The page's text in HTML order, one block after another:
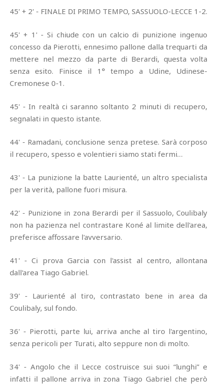
45' + 2' - FINALE DI PRIMO TEMPO, SASSUOLO-LECCE 1-2.
45' + 1' - Si chiude con un calcio di punizione ingenuo
concesso da Pierotti, ennesimo pallone dalla trequarti da
mettere nel mezzo da parte di Berardi, questa volta
senza esito. Finisce il 1° tempo a Udine, Udinese-
Cremonese 0-1.
45' - In realtà ci saranno soltanto 2 minuti di recupero,
segnalati in questo istante.
44' - Ramadani, conclusione senza pretese. Sarà corposo
il recupero, spesso e volentieri siamo stati fermi…
43' - La punizione la batte Laurienté, un altro specialista
per la verità, pallone fuori misura.
42' - Punizione in zona Berardi per il Sassuolo, Coulibaly
non ha pazienza nel contrastare Koné al limite dell'area,
preferisce affossare l'avversario.
41' - Ci prova Garcia con l'assist al centro, allontana
dall'area Tiago Gabriel.
39' - Laurienté al tiro, contrastato bene in area da
Coulibaly, sul fondo.
36' - Pierotti, parte lui, arriva anche al tiro l'argentino,
senza pericoli per Turati, alto seppure non di molto.
34' - Angolo che il Lecce costruisce sui suoi “lunghi” e
infatti il pallone arriva in zona Tiago Gabriel che però